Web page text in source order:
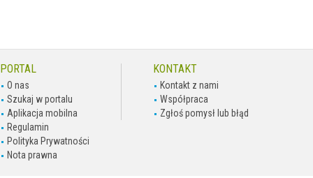
PORTAL
O nas
Szukaj w portalu
Aplikacja mobilna
Regulamin
Polityka Prywatności
Nota prawna
KONTAKT
Kontakt z nami
Współpraca
Zgłoś pomysł lub błąd